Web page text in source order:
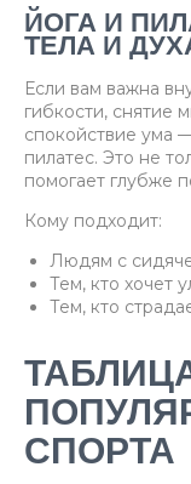
ЙОГА И
ТЕЛА И
Если вам важна
гибкости, снятие
спокойствие ума
пилатес. Это не
помогает глубже
Кому подходит:
Людям с
Тем, кто хочет
Тем, кто
СПОРТА